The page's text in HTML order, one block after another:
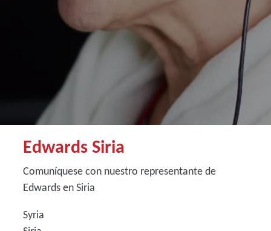
Edwards Siria
Comuníquese con nuestro representante de
Edwards en Siria
Syria